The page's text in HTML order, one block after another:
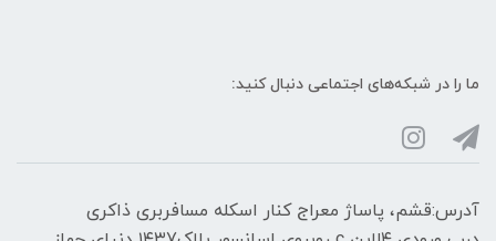
ما را در شبکه‌های اجتماعی دنبال کنید:
آدرس:قشم، پاساژ معراج کنار اسکله مسافربری ذاکری